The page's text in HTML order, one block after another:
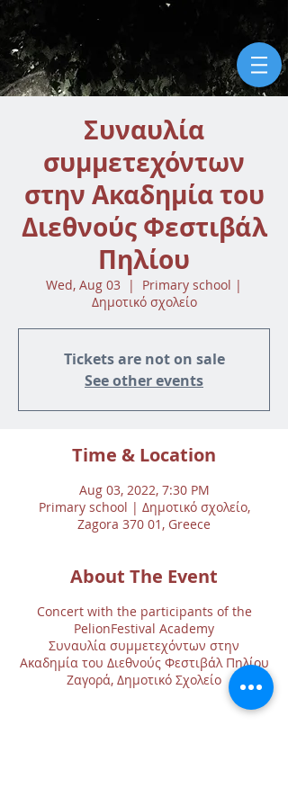
Συναυλία
συμμετεχόντων
στην Ακαδημία του
Διεθνούς Φεστιβάλ
Πηλίου
Wed, Aug 03
  |
Primary school |
Δημοτικό σχολείο
Tickets are not on sale
See other events
Time & Location
Aug 03, 2022, 7:30 PM
Primary school | Δημοτικό σχολείο,
Zagora 370 01, Greece
About The Event
Concert with the participants of the
PelionFestival Academy
Συναυλία συμμετεχόντων στην
Ακαδημία του Διεθνούς Φεστιβάλ Πηλίου
Ζαγορά, Δημοτικό Σχολείο